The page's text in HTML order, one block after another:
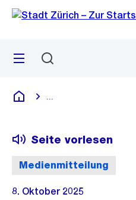
Navigation
Sprunglink
Menü
Deutsch
Medienmitteilung
Seite vorlesen
8. Oktober 2025